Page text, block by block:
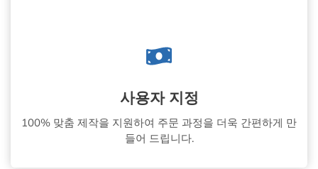
사용자 지정
100% 맞춤 제작을 지원하여 주문 과정을 더욱 간편하게 만
들어 드립니다.